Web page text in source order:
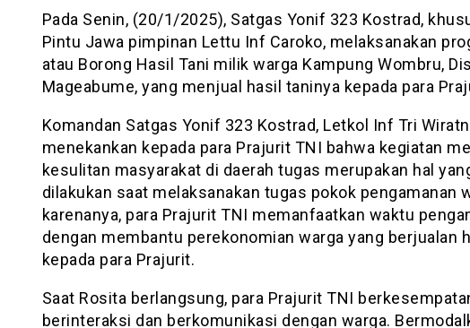
Pada Senin, (20/1/2025), Satgas Yonif 323 Kostrad,
Pintu Jawa pimpinan Lettu Inf Caroko, melaksanakan
atau Borong Hasil Tani milik warga Kampung Wombru,
Mageabume, yang menjual hasil taninya kepada para
Komandan Satgas Yonif 323 Kostrad, Letkol Inf Tri
menekankan kepada para Prajurit TNI bahwa kegiatan
kesulitan masyarakat di daerah tugas merupakan hal
dilakukan saat melaksanakan tugas pokok pengamanan
karenanya, para Prajurit TNI memanfaatkan waktu
dengan membantu perekonomian warga yang berjualan
kepada para Prajurit.
Saat Rosita berlangsung, para Prajurit TNI
berinteraksi dan berkomunikasi dengan warga.